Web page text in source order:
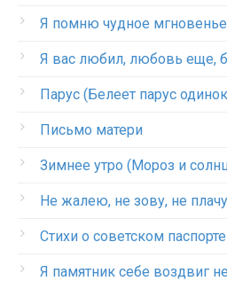
Я помню чудное
Я вас любил, любовь еще,
Парус (Белеет парус
Письмо матери
Зимнее утро (Мороз и
Не жалею, не зову, не плачу
Стихи о советском паспорте
Я памятник себе воздвиг